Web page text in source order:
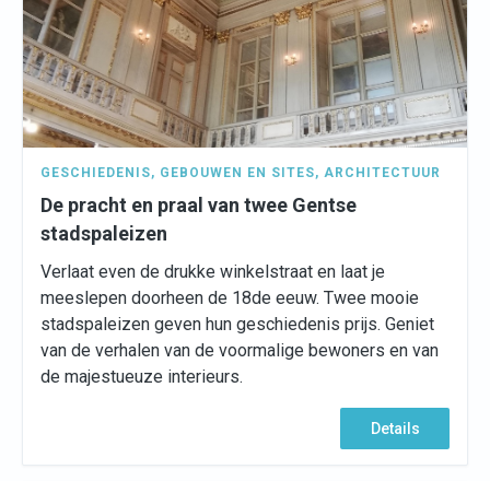
GESCHIEDENIS, GEBOUWEN EN SITES, ARCHITECTUUR
De pracht en praal van twee Gentse
stadspaleizen
Verlaat even de drukke winkelstraat en laat je
meeslepen doorheen de 18de eeuw. Twee mooie
stadspaleizen geven hun geschiedenis prijs. Geniet
van de verhalen van de voormalige bewoners en van
de majestueuze interieurs.
Details